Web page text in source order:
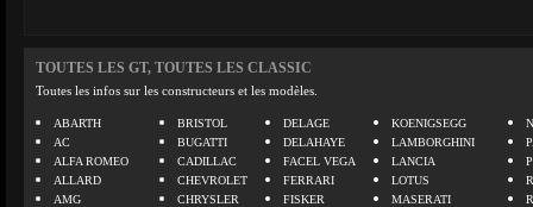
TOUTES LES GT, TOUTES LES CLASSIC
Toutes les infos sur les constructeurs et les modèles.
ABARTH
AC
ALFA ROMEO
ALLARD
AMG
BRISTOL
BUGATTI
CADILLAC
CHEVROLET
CHRYSLER
DELAGE
DELAHAYE
FACEL VEGA
FERRARI
FISKER
KOENIGSEGG
LAMBORGHINI
LANCIA
LOTUS
MASERATI